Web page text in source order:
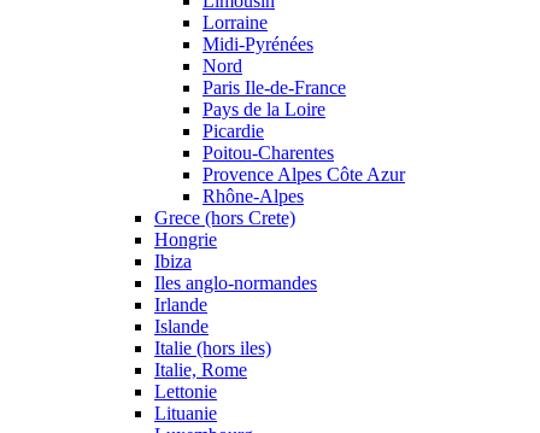
Lorraine
Midi-Pyrénées
Nord
Paris Ile-de-France
Pays de la Loire
Picardie
Poitou-Charentes
Provence Alpes Côte Azur
Rhône-Alpes
Grece (hors Crete)
Hongrie
Ibiza
Iles anglo-normandes
Irlande
Islande
Italie (hors iles)
Italie, Rome
Lettonie
Lituanie